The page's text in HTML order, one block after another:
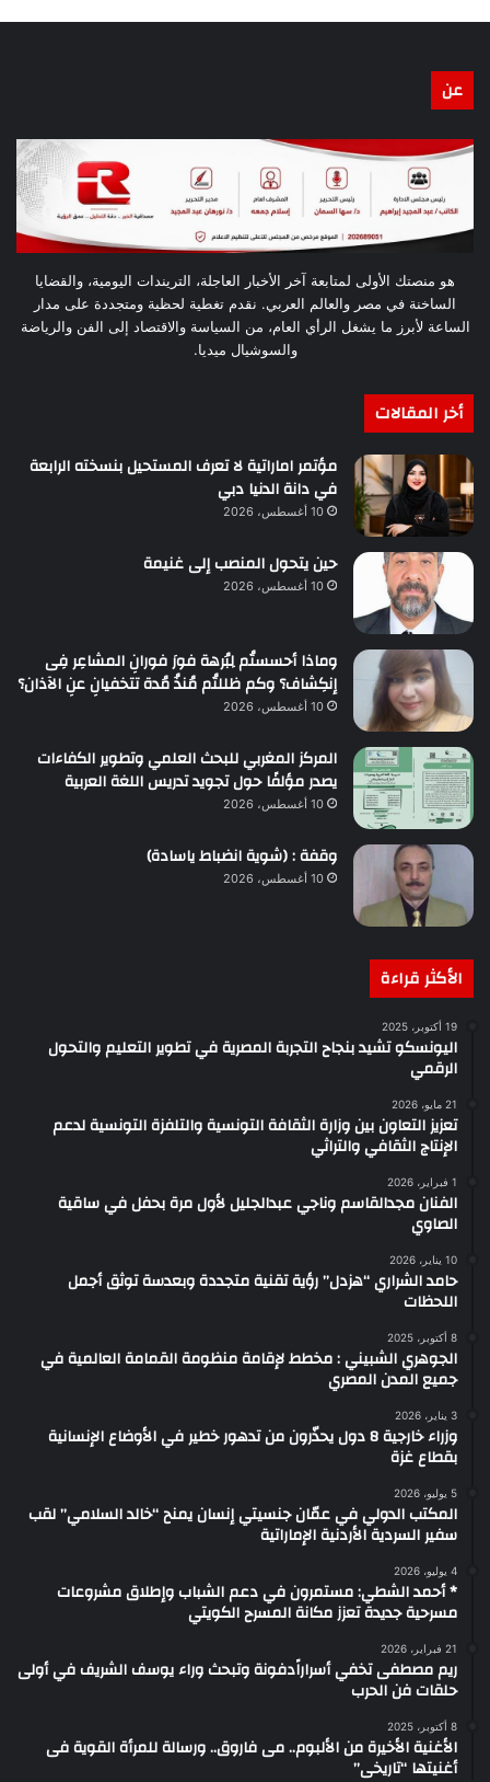
عن
هو منصتك الأولى لمتابعة آخر الأخبار العاجلة، التريندات اليومية، والقضايا
الساخنة في مصر والعالم العربي. نقدم تغطية لحظية ومتجددة على مدار
الساعة لأبرز ما يشغل الرأي العام، من السياسة والاقتصاد إلى الفن والرياضة
والسوشيال ميديا.
أخر المقالات
مؤتمر اماراتية لا تعرف المستحيل بنسخته الرابعة
في دانة الدنيا دبي
10 أغسطس، 2026
حين يتحول المنصب إلى غنيمة
10 أغسطس، 2026
وماذا أحسستُم لِبُرهة فورَ فورانِ المشاعِر فِى
إنكِشاف؟ وكم ظللتُم مُنذُ مُدة تتخفيانِ عنِ الآذان؟
10 أغسطس، 2026
المركز المغربي للبحث العلمي وتطوير الكفاءات
يصدر مؤلفًا حول تجويد تدريس اللغة العربية
10 أغسطس، 2026
وقفة : (شوية انضباط ياسادة)
10 أغسطس، 2026
الأكثر قراءة
19 أكتوبر، 2025
اليونسكو تشيد بنجاح التجربة المصرية في تطوير التعليم والتحول
الرقمي
21 مايو، 2026
تعزيز التعاون بين وزارة الثقافة التونسية والتلفزة التونسية لدعم
الإنتاج الثقافي والتراثي
1 فبراير، 2026
الفنان مجدالقاسم وناجي عبدالجليل لأول مرة بحفل في ساقية
الصاوي
10 يناير، 2026
حامد الشراري “هزدل” رؤية تقنية متجددة وبعدسة توثق أجمل
اللحظات
8 أكتوبر، 2025
الجوهري الشبيني : مخطط لإقامة منظومة القمامة العالمية في
جميع المدن المصري
3 يناير، 2026
وزراء خارجية 8 دول يحذّرون من تدهور خطير في الأوضاع الإنسانية
بقطاع غزة
5 يوليو، 2026
المكتب الدولي في عمّان جنسيتي إنسان يمنح “خالد السلامي” لقب
سفير السردية الأردنية الإماراتية
4 يوليو، 2026
* أحمد الشطي: مستمرون في دعم الشباب وإطلاق مشروعات
مسرحية جديدة تعزز مكانة المسرح الكويتي
21 فبراير، 2026
ريم مصطفى تخفي أسراراًدفونة وتبحث وراء يوسف الشريف في أولى
حلقات فن الحرب
8 أكتوبر، 2025
الأغنية الأخيرة من الألبوم.. مى فاروق.. ورسالة للمرأة القوية فى
أغنيتها “تاريخى”